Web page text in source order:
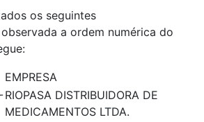
os seguintes
a ordem numérica do
EMPRESA
RIOPASA DISTRIBUIDORA DE
MEDICAMENTOS LTDA.